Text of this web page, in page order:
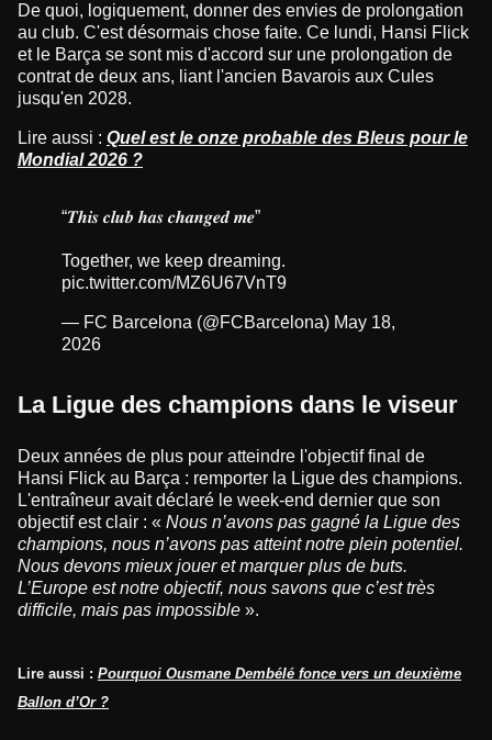
De quoi, logiquement, donner des envies de prolongation
au club. C'est désormais chose faite. Ce lundi, Hansi Flick
et le Barça se sont mis d'accord sur une prolongation de
contrat de deux ans, liant l'ancien Bavarois aux Cules
jusqu'en 2028.
Lire aussi : Quel est le onze probable des Bleus pour le
Mondial 2026 ?
“𝑻𝒉𝒊𝒔 𝒄𝒍𝒖𝒃 𝒉𝒂𝒔 𝒄𝒉𝒂𝒏𝒈𝒆𝒅 𝒎𝒆”
Together, we keep dreaming.
pic.twitter.com/MZ6U67VnT9
— FC Barcelona (@FCBarcelona) May 18,
2026
La Ligue des champions dans le viseur
Deux années de plus pour atteindre l'objectif final de
Hansi Flick au Barça : remporter la Ligue des champions.
L'entraîneur avait déclaré le week-end dernier que son
objectif est clair : « Nous n’avons pas gagné la Ligue des
champions, nous n’avons pas atteint notre plein potentiel.
Nous devons mieux jouer et marquer plus de buts.
L’Europe est notre objectif, nous savons que c’est très
difficile, mais pas impossible ».
Lire aussi : Pourquoi Ousmane Dembélé fonce vers un deuxième
Ballon d’Or ?